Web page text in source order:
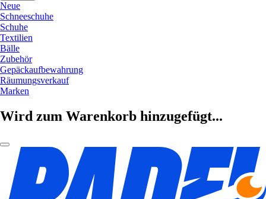
Neue
Schneeschuhe
Schuhe
Textilien
Bälle
Zubehör
Gepäckaufbewahrung
Räumungsverkauf
Marken
Wird zum Warenkorb hinzugefügt...